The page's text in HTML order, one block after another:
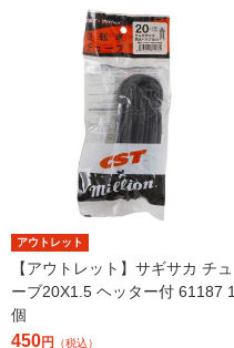
アウトレット
【アウトレット】サギサカ チュ
ーブ20X1.5 ヘッター付 61187 1
個
450円 （税込）